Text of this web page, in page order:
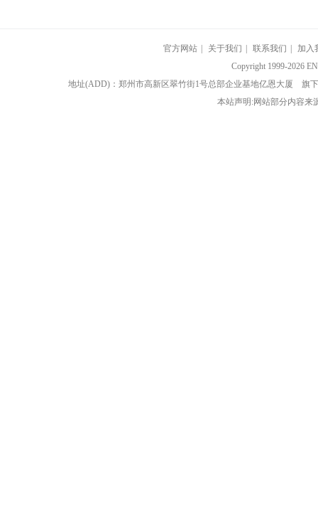
官方网站 关于我们 联系我们
加入
Copyright 1999-2026
地址(ADD)：郑州市高新区翠竹街1号总部企业基地亿恩大厦 旗
本站声明:网站部分内容来